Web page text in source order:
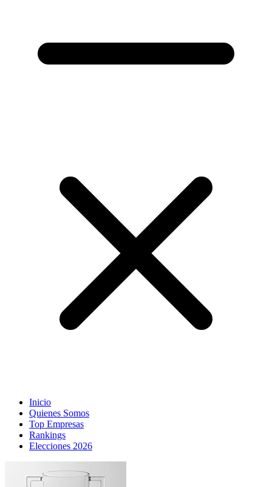
Inicio
Quienes Somos
Top Empresas
Rankings
Elecciones 2026